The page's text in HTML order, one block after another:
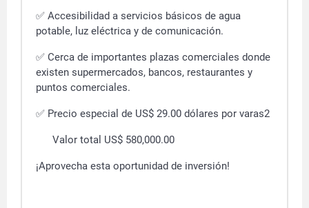
✅ Accesibilidad a servicios básicos de agua
potable, luz eléctrica y de comunicación.
✅ Cerca de importantes plazas comerciales donde
existen supermercados, bancos, restaurantes y
puntos comerciales.
✅ Precio especial de US$ 29.00 dólares por varas2
Valor total US$ 580,000.00
¡Aprovecha esta oportunidad de inversión!